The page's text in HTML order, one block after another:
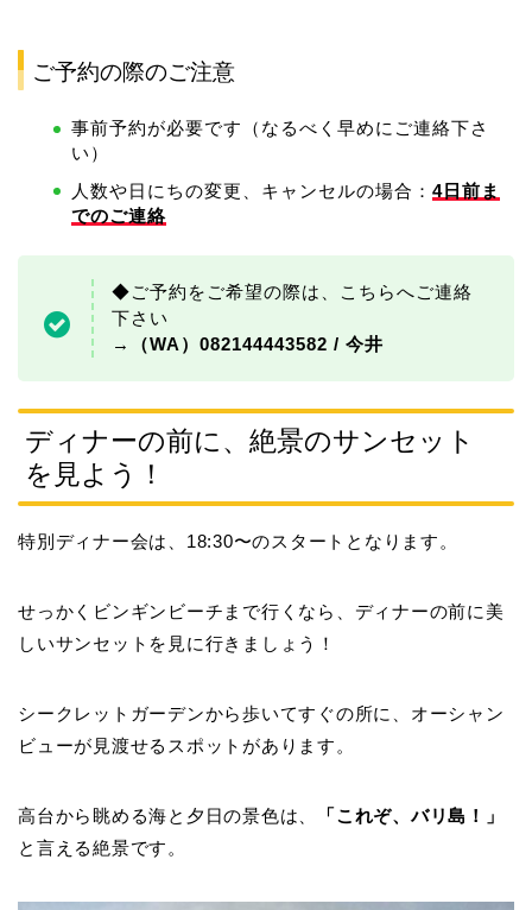
ご予約の際のご注意
事前予約が必要です（なるべく早めにご連絡下さ
い）
人数や日にちの変更、キャンセルの場合： 4日前ま
でのご連絡
◆ご予約をご希望の際は、こちらへご連絡
下さい
→
（WA）082144443582 / 今井
ディナーの前に、絶景のサンセット
を見よう！
特別ディナー会は、18:30〜のスタートとなります。
せっかくビンギンビーチまで行くなら、ディナーの前に美
しいサンセットを見に行きましょう！
シークレットガーデンから歩いてすぐの所に、オーシャン
ビューが見渡せるスポットがあります。
高台から眺める海と夕日の景色は、
「これぞ、バリ島！」
と言える絶景です。